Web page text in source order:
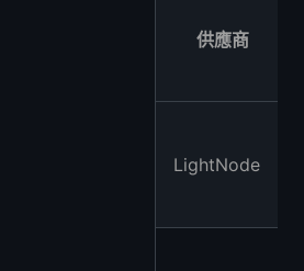
供應商
LightNode